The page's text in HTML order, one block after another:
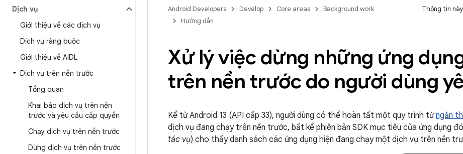
Dịch vụ
Giới thiệu về các dịch vụ
Dịch vụ ràng buộc
Giới thiệu về AIDL
Dịch vụ trên nền trước
Tổng quan
Khai báo dịch vụ trên nền
trước và yêu cầu cấp quyền
Chạy dịch vụ trên nền trước
Dừng dịch vụ trên nền trước
Android Developers Develop Core areas
Background work
Hướng dẫn
Thông tin
Xử lý việc dừng những ứng
trên nền trước do người dùng
Kể từ Android 13 (API cấp 33), người dùng có thể hoàn tất một quy trình từngăn
dịch vụ đang chạy trên nền trước, bất kể phiên bản SDK mục tiêu của ứng dụng
tác vụ) cho thấy danh sách các ứng dụng hiện đang chạy một dịch vụ trên nền